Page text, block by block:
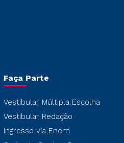
Faça Parte
Vestibular Múltipla Escolha
Vestibular Redação
Ingresso via Enem